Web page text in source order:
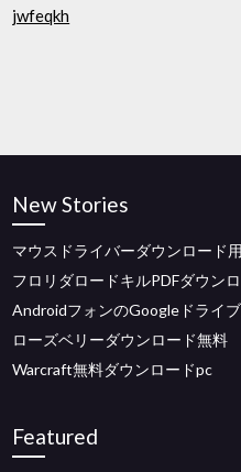
jwfeqkh
New Stories
マウスドライバーダウンロード
フロリダロードキルPDFダウン
AndroidフォンのGoogleドライ
ローズベリーダウンロード無料
Warcraft無料ダウンロードpc
Featured